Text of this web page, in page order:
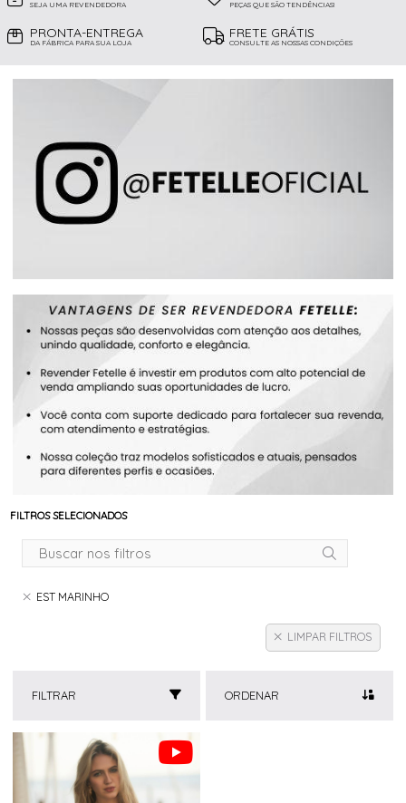
SEJA UMA REVENDEDORA PEÇAS QUE SÃO TENDÊNCIAS!
PRONTA-ENTREGA
DA FÁBRICA PARA SUA LOJA
FRETE GRÁTIS
CONSULTE AS NOSSAS CONDIÇÕES
FILTROS SELECIONADOS
EST MARINHO
LIMPAR FILTROS
FILTRAR ORDENAR